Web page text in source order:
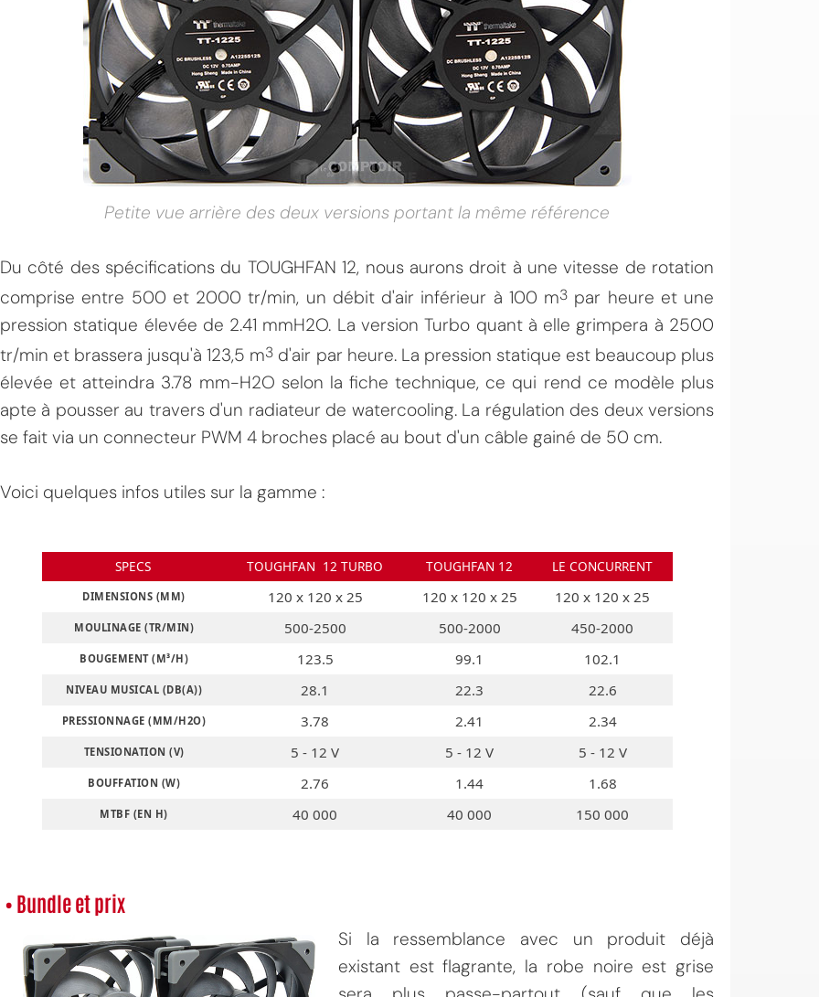
Petite vue arrière des deux versions portant la même référence
Du côté des spécifications du TOUGHFAN 12, nous aurons droit à une vitesse de rotation
comprise entre 500 et 2000 tr/min, un débit d'air inférieur à 100 m3 par heure et une
pression statique élevée de 2.41 mmH2O. La version Turbo quant à elle grimpera à 2500
tr/min et brassera jusqu'à 123,5 m3 d'air par heure. La pression statique est beaucoup plus
élevée et atteindra 3.78 mm-H2O selon la fiche technique, ce qui rend ce modèle plus
apte à pousser au travers d'un radiateur de watercooling. La régulation des deux versions
se fait via un connecteur PWM 4 broches placé au bout d'un câble gainé de 50 cm.
Voici quelques infos utiles sur la gamme :
SPECS TOUGHFAN 12 TURBO TOUGHFAN 12 LE CONCURRENT
DIMENSIONS (MM) 120 x 120 x 25 120 x 120 x 25 120 x 120 x 25
MOULINAGE (TR/MIN) 500-2500 500-2000 450-2000
BOUGEMENT (M³/H) 123.5 99.1 102.1
NIVEAU MUSICAL (DB(A)) 28.1 22.3 22.6
PRESSIONNAGE (MM/H2O) 3.78 2.41 2.34
TENSIONATION (V) 5 - 12 V 5 - 12 V 5 - 12 V
BOUFFATION (W) 2.76 1.44 1.68
MTBF (EN H) 40 000 40 000 150 000
• Bundle et prix
Si la ressemblance avec un produit déjà
existant est flagrante, la robe noire est grise